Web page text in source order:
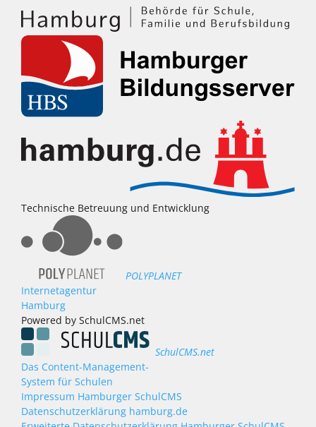
Technische Betreuung und Entwicklung
POLYPLANET
Internetagentur
Hamburg
Powered by SchulCMS.net
SchulCMS.net
Das Content-Management-
System für Schulen
Impressum Hamburger SchulCMS
Datenschutzerklärung hamburg.de